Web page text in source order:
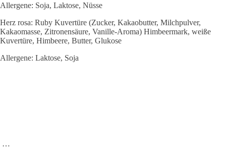
Allergene: Soja, Laktose, Nüsse
Herz rosa: Ruby Kuvertüre (Zucker, Kakaobutter, Milchpulver,
Kakaomasse, Zitronensäure, Vanille-Aroma) Himbeermark, weiße
Kuvertüre, Himbeere, Butter, Glukose
Allergene: Laktose, Soja
…